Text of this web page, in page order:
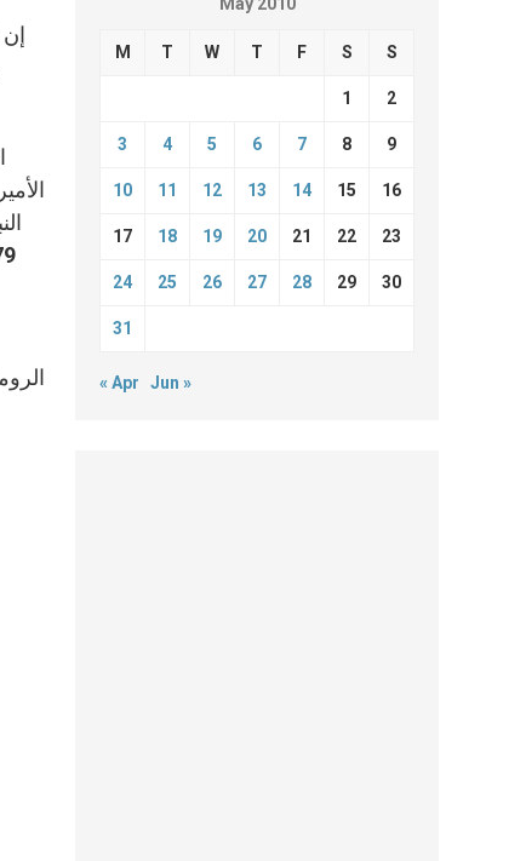
M T W T F S S
1 2
3 4 5 6 7 8 9
10 11 12 13 14 15 16
17 18 19 20 21 22 23
24 25 26 27 28 29 30
31
« Apr Jun »